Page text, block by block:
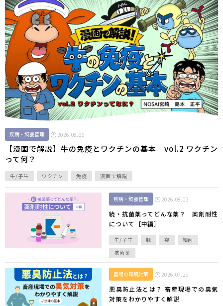
疾病・飼養管理 2026.08.05
【漫画で解説】牛の免疫とワクチンの基本 vol.2 ワクチン
って何？
牛/子牛 ワクチン 免疫 漫画で解説
疾病・飼養管理 2026.08.03
続・抗菌薬ってどんな薬？ 薬剤耐性
について［中編］
牛/子牛 豚 鶏
細菌
抗菌薬
農場の環境対策 2026.07.29
悪臭防止法とは？ 畜産現場での臭気
対策をわかりやすく解説